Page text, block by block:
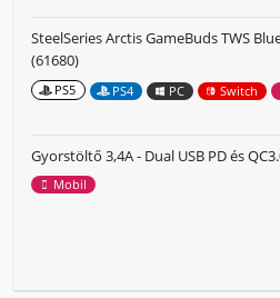
SteelSeries Arctis GameBuds TWS
(61680)
PS5 PS4 PC Switch
Gyorstöltő 3,4A - Dual USB PD és
Mobil